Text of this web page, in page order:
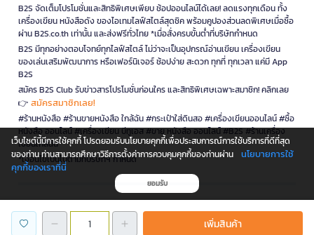
เพิ่มสินค้า
B2S จัดเต็มโปรโมชั่นและสิทธิพิเศษเพียบ ช้อปออนไลน์ได้เลย! ลดแรงทุกเดือน ทั้ง
เครื่องเขียน หนังสือดัง ของไอเทมไลฟ์สไตล์สุดชิค พร้อมคูปองส่วนลดพิเศษเมื่อซื้อ
ผ่าน B2S.co.th เท่านั้น และส่งฟรีทั่วไทย *เมื่อสั่งครบขั้นต่ำที่บริษัทกำหนด
B2S มีทุกอย่างตอบโจทย์ทุกไลฟ์สไตล์ ไม่ว่าจะเป็นอุปกรณ์อ่านเขียน เครื่องเขียน
ของเล่นเสริมพัฒนาการ หรือเฟอร์นิเจอร์ ช้อปง่าย สะดวก ทุกที่ ทุกเวลา แค่มี App
B2S
สมัคร B2S Club รับข่าวสารโปรโมชั่นก่อนใคร และสิทธิพิเศษเฉพาะสมาชิก! คลิกเลย
👉 สมัครสมาชิกเลย!
#ร้านหนังสือ #ร้านขายหนังสือ ใกล้ฉัน #กระเป๋าใส่ดินสอ #เครื่องเขียนออนไลน์ #ซื้อ
หนังสือ ออนไลน์ #เครื่องเขียน บีทูเอส #ขาย หนังสือ ออนไลน์ #B2S #ร้านเครื่อง
เขียนใกล้ฉัน
*เงื่อนไขเป็นไปตามที่บริษัทฯ กำหนด
is a company operating under
เว็บไซต์นี้มีการใช้คุกกี้ โปรดยอมรับนโยบายคุกกี้เพื่อประสบการณ์การใช้บริการที่ดีที่สุด
ของท่าน ท่านสามารถศึกษาวิธีการตั้งค่าการควบคุมคุกกี้ของท่านผ่าน
นโยบายการใช้
คุกกี้ของเราที่นี่
ยอมรับ